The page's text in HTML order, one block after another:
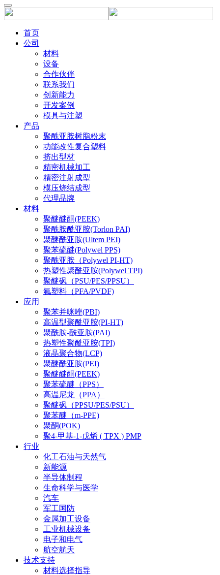
首页
公司
材料
设备
合作伙伴
联系我们
创新能力
开发案例
模具与注塑
产品
聚酰亚胺树脂粉末
功能改性复合塑料
挤出型材
精密机械加工
精密注射成型
模压烧结成型
代理品牌
材料
聚醚醚酮(PEEK)
聚酰胺酰亚胺(Torlon PAI)
聚醚酰亚胺(Ultem PEI)
聚苯硫醚(Polywel PPS)
聚酰亚胺（Polywel PI-HT)
热塑性聚酰亚胺(Polywel TPI)
聚醚砜（PSU/PES/PPSU）
氟塑料（PFA/PVDF)
应用
聚苯并咪唑(PBI)
高温型聚酰亚胺(PI-HT)
聚酰胺-酰亚胺(PAI)
热塑性聚酰亚胺(TPI)
液晶聚合物(LCP)
聚醚酰亚胺(PEI)
聚醚醚酮(PEEK)
聚苯硫醚（PPS）
高温尼龙（PPA）
聚醚砜（PPSU/PES/PSU）
聚苯醚（m-PPE)
聚酮(POK)
聚4-甲基-1-戊烯 ( TPX ) PMP
行业
化工石油与天然气
新能源
半导体制程
生命科学与医学
汽车
军工国防
金属加工设备
工业机械设备
电子和电气
航空航天
技术支持
材料选择指导